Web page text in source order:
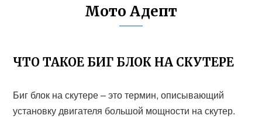
Мото Адепт
ЧТО ТАКОЕ БИГ БЛОК НА СКУТЕРЕ
Биг блок на скутере – это термин, описывающий
установку двигателя большой мощности на скутер.